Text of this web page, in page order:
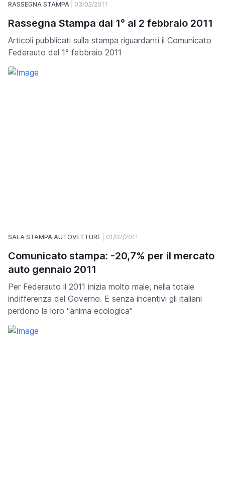
RASSEGNA STAMPA 03/02/2011
Rassegna Stampa dal 1° al 2 febbraio 2011
Articoli pubblicati sulla stampa riguardanti il Comunicato
Federauto del 1° febbraio 2011
SALA STAMPA AUTOVETTURE 01/02/2011
Comunicato stampa: -20,7% per il mercato
auto gennaio 2011
Per Federauto il 2011 inizia molto male, nella totale
indifferenza del Governo. E senza incentivi gli italiani
perdono la loro "anima ecologica"